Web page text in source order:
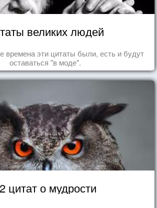
великих людей
времена эти цитаты были, есть и будут
оставаться "в моде".
цитат о мудрости